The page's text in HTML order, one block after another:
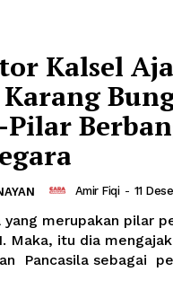
Kalsel
Karang
Amir Fiqi - 11
yang merupakan pilar
Maka, itu dia
Pancasila sebagai